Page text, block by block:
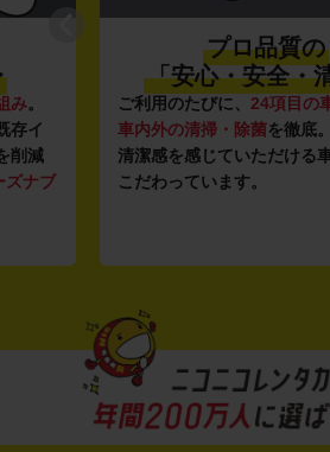
み。
存イ
削減
ズナブ
プロ品質の
「安心・安全・
ご利用のたびに、 24項目の
車内外の清掃・除菌を徹底
清潔感を感じていただける
こだわっています。